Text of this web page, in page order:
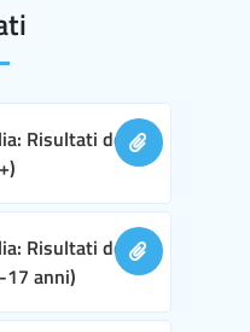
Risultati della
Risultati della
17 anni)